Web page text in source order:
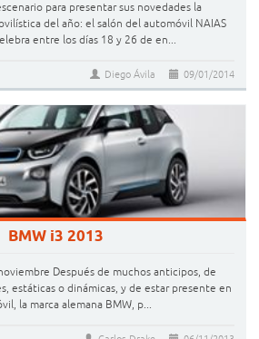
para presentar sus novedades la
del año: el salón del automóvil NAIAS
entre los días 18 y 26 de en...
09/01/2014
Diego Ávila
BMW i3 2013
Después de muchos anticipos, de
estáticas o dinámicas, y de estar presente en
la marca alemana BMW, p...